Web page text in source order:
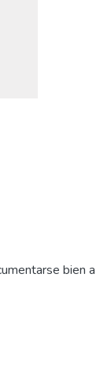
bien a